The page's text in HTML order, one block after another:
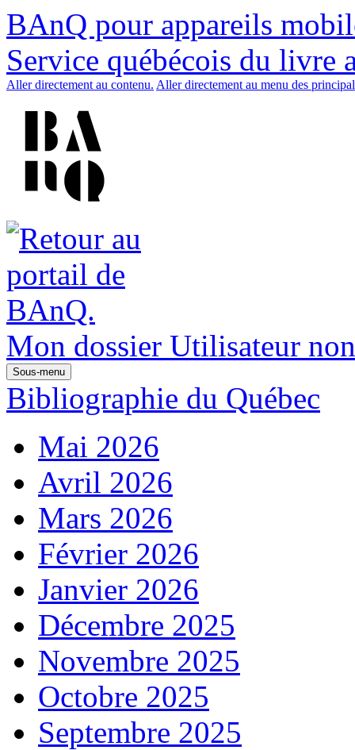
BAnQ pour appareils
Service québécois du livre
Aller directement au contenu. Aller directement au menu des
Mon dossier Utilisateur
Sous-menu
Bibliographie du Québec
Mai 2026
Avril 2026
Mars 2026
Février 2026
Janvier 2026
Décembre 2025
Novembre 2025
Octobre 2025
Septembre 2025